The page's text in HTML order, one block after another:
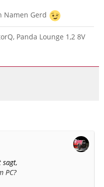
Namen Gerd
Panda Lounge 1,2 8V
PC?